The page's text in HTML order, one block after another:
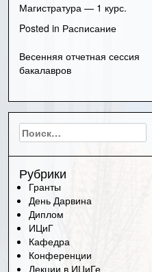
Магистратура — 1 курс.
Posted in Расписание
Навигация
по
записям
Весенняя отчетная сессия
бакалавров
Найти:
Рубрики
Гранты
День Дарвина
Диплом
ИЦиГ
Кафедра
Конференции
Лекции в ИЦиГе